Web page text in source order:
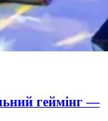
геймінг —